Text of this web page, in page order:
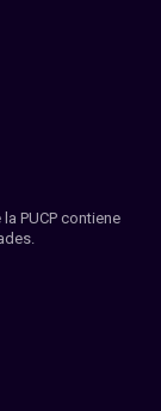
PUCP contiene